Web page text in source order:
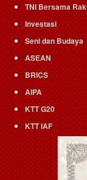
TNI Bersama
Investasi
Seni dan Budaya
ASEAN
BRICS
AIPA
KTT G20
KTT IAF